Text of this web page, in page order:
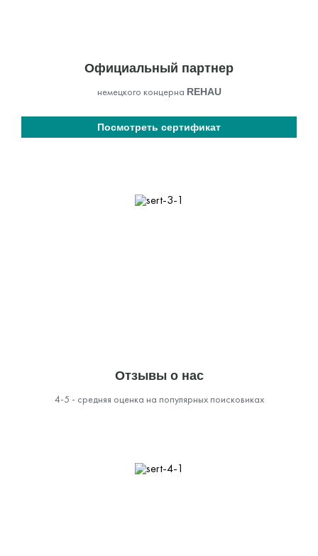
Официальный партнер
немецкого концерна REHAU
Посмотреть сертификат
Отзывы о нас
4-5 - средняя оценка на популярных поисковиках